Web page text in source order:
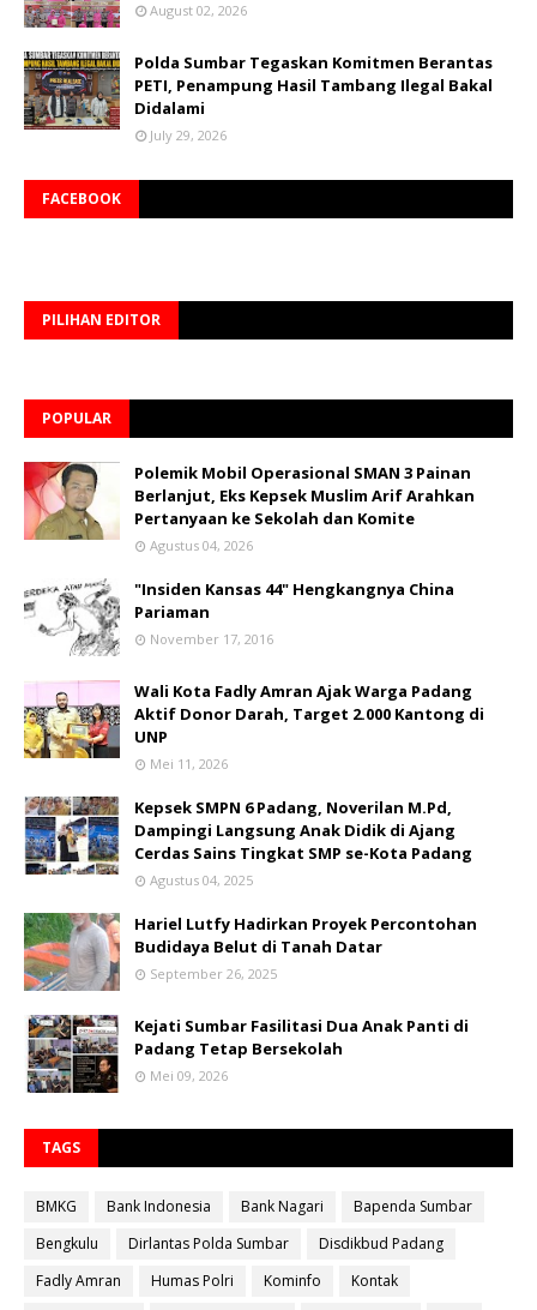
August 02, 2026
Polda Sumbar Tegaskan Komitmen Berantas
PETI, Penampung Hasil Tambang Ilegal Bakal
Didalami
July 29, 2026
FACEBOOK
PILIHAN EDITOR
POPULAR
Polemik Mobil Operasional SMAN 3 Painan
Berlanjut, Eks Kepsek Muslim Arif Arahkan
Pertanyaan ke Sekolah dan Komite
Agustus 04, 2026
"Insiden Kansas 44" Hengkangnya China
Pariaman
November 17, 2016
Wali Kota Fadly Amran Ajak Warga Padang
Aktif Donor Darah, Target 2.000 Kantong di
UNP
Mei 11, 2026
Kepsek SMPN 6 Padang, Noverilan M.Pd,
Dampingi Langsung Anak Didik di Ajang
Cerdas Sains Tingkat SMP se-Kota Padang
Agustus 04, 2025
Hariel Lutfy Hadirkan Proyek Percontohan
Budidaya Belut di Tanah Datar
September 26, 2025
Kejati Sumbar Fasilitasi Dua Anak Panti di
Padang Tetap Bersekolah
Mei 09, 2026
TAGS
BMKG Bank Indonesia Bank Nagari
Bapenda Sumbar
Bengkulu
Dirlantas Polda Sumbar
Disdikbud Padang
Fadly Amran
Humas Polri Kominfo
Kontak